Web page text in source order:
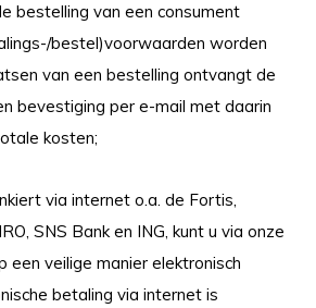
bestelling van een consument
bestel)voorwaarden worden
van een bestelling ontvangt de
bevestiging per e-mail met daarin
kosten;
via internet o.a. de Fortis,
SNS Bank en ING, kunt u via onze
een veilige manier elektronisch
betaling via internet is